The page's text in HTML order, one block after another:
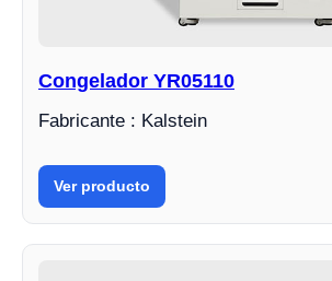
Congelador YR05110
Fabricante : Kalstein
Ver producto